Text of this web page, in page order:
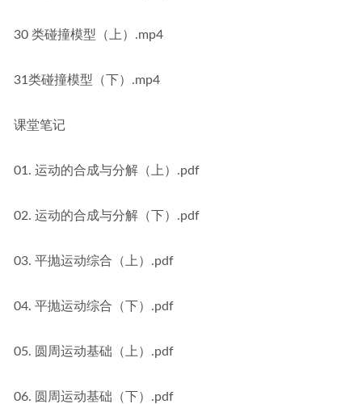
30 类碰撞模型（上）.mp4
31类碰撞模型（下）.mp4
课堂笔记
01. 运动的合成与分解（上）.pdf
02. 运动的合成与分解（下）.pdf
03. 平抛运动综合（上）.pdf
04. 平抛运动综合（下）.pdf
05. 圆周运动基础（上）.pdf
06. 圆周运动基础（下）.pdf